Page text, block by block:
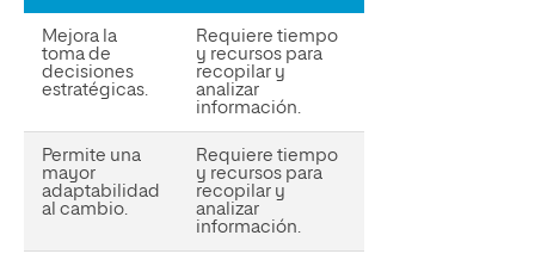
Mejora la
toma de
decisiones
estratégicas.
Requiere tiempo
y recursos para
recopilar y
analizar
información.
Permite una
mayor
adaptabilidad
al cambio.
Requiere tiempo
y recursos para
recopilar y
analizar
información.